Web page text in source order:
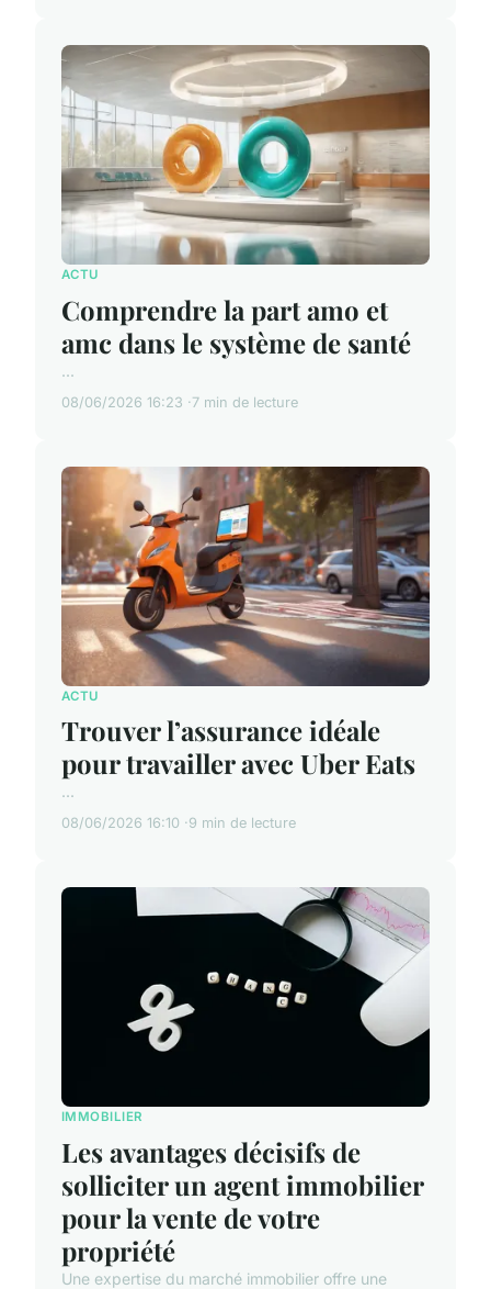
ACTU
Comprendre la part amo et
amc dans le système de santé
...
08/06/2026 16:23 7 min de lecture
ACTU
Trouver l’assurance idéale
pour travailler avec Uber Eats
...
08/06/2026 16:10 9 min de lecture
IMMOBILIER
Les avantages décisifs de
solliciter un agent immobilier
pour la vente de votre
propriété
Une expertise du marché immobilier offre une